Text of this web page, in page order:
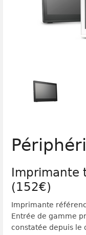
Imprimante
(152€)
Imprimante
Entrée de gamme
constatée depuis le